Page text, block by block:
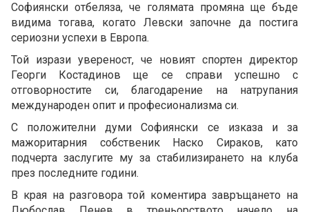
Софиянски отбеляза, че голямата промяна ще бъде
видима тогава, когато Левски започне да постига
сериозни успехи в Европа.
Той изрази увереност, че новият спортен директор
Георги Костадинов ще се справи успешно с
отговорностите си, благодарение на натрупания
международен опит и професионализма си.
С положителни думи Софиянски се изказа и за
мажоритарния собственик Наско Сираков, като
подчерта заслугите му за стабилизирането на клуба
през последните години.
В края на разговора той коментира завръщането на